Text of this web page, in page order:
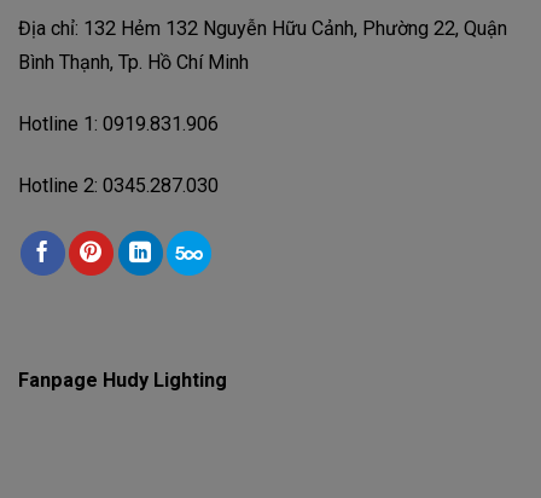
Địa chỉ: 132 Hẻm 132 Nguyễn Hữu Cảnh, Phường 22, Quận
Bình Thạnh, Tp. Hồ Chí Minh
Hotline 1: 0919.831.906
Hotline 2: 0345.287.030
Fanpage Hudy Lighting